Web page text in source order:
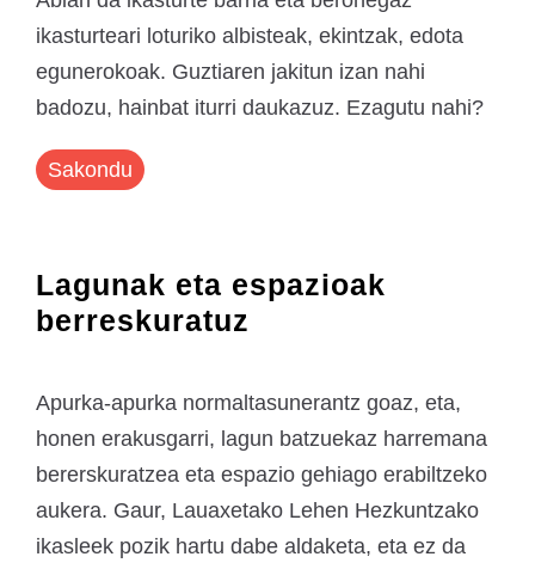
ikasturteari loturiko albisteak, ekintzak, edota
egunerokoak. Guztiaren jakitun izan nahi
badozu, hainbat iturri daukazuz. Ezagutu nahi?
Sakondu
Lagunak eta espazioak
berreskuratuz
Apurka-apurka normaltasunerantz goaz, eta,
honen erakusgarri, lagun batzuekaz harremana
bererskuratzea eta espazio gehiago erabiltzeko
aukera. Gaur, Lauaxetako Lehen Hezkuntzako
ikasleek pozik hartu dabe aldaketa, eta ez da